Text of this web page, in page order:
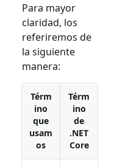
Para mayor
claridad, los
referiremos de
la siguiente
manera:
Térm
ino
que
usam
os
Térm
ino
de
.NET
Core